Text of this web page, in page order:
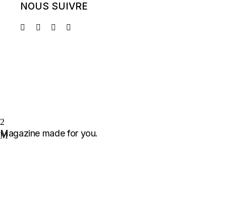
NOUS SUIVRE
Magazine made for you.